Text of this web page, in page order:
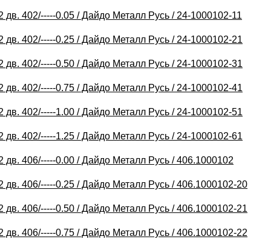
402/-----0.05 / Дайдо Металл Русь / 24-1000102-11
402/-----0.25 / Дайдо Металл Русь / 24-1000102-21
402/-----0.50 / Дайдо Металл Русь / 24-1000102-31
402/-----0.75 / Дайдо Металл Русь / 24-1000102-41
402/-----1.00 / Дайдо Металл Русь / 24-1000102-51
402/-----1.25 / Дайдо Металл Русь / 24-1000102-61
406/-----0.00 / Дайдо Металл Русь / 406.1000102
406/-----0.25 / Дайдо Металл Русь / 406.1000102-20
406/-----0.50 / Дайдо Металл Русь / 406.1000102-21
406/-----0.75 / Дайдо Металл Русь / 406.1000102-22